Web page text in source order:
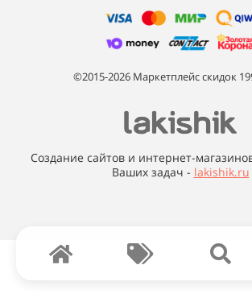
©2015-2026 Маркетплейс скидок
Создание сайтов и интернет-
Ваших задач - lakishik.ru